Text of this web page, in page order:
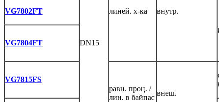
DN15
линей. х-ка внутр.
VG7802FT
VG7804FT
VG7815FS
равн. проц. /
лин. в байпас
внеш.